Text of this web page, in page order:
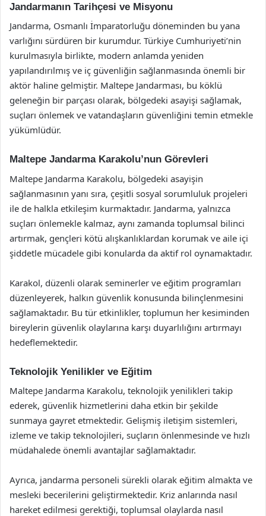
Jandarmanın Tarihçesi ve Misyonu
Jandarma, Osmanlı İmparatorluğu döneminden bu yana
varlığını sürdüren bir kurumdur. Türkiye Cumhuriyeti’nin
kurulmasıyla birlikte, modern anlamda yeniden
yapılandırılmış ve iç güvenliğin sağlanmasında önemli bir
aktör haline gelmiştir. Maltepe Jandarması, bu köklü
geleneğin bir parçası olarak, bölgedeki asayişi sağlamak,
suçları önlemek ve vatandaşların güvenliğini temin etmekle
yükümlüdür.
Maltepe Jandarma Karakolu’nun Görevleri
Maltepe Jandarma Karakolu, bölgedeki asayişin
sağlanmasının yanı sıra, çeşitli sosyal sorumluluk projeleri
ile de halkla etkileşim kurmaktadır. Jandarma, yalnızca
suçları önlemekle kalmaz, aynı zamanda toplumsal bilinci
artırmak, gençleri kötü alışkanlıklardan korumak ve aile içi
şiddetle mücadele gibi konularda da aktif rol oynamaktadır.
Karakol, düzenli olarak seminerler ve eğitim programları
düzenleyerek, halkın güvenlik konusunda bilinçlenmesini
sağlamaktadır. Bu tür etkinlikler, toplumun her kesiminden
bireylerin güvenlik olaylarına karşı duyarlılığını artırmayı
hedeflemektedir.
Teknolojik Yenilikler ve Eğitim
Maltepe Jandarma Karakolu, teknolojik yenilikleri takip
ederek, güvenlik hizmetlerini daha etkin bir şekilde
sunmaya gayret etmektedir. Gelişmiş iletişim sistemleri,
izleme ve takip teknolojileri, suçların önlenmesinde ve hızlı
müdahalede önemli avantajlar sağlamaktadır.
Ayrıca, jandarma personeli sürekli olarak eğitim almakta ve
mesleki becerilerini geliştirmektedir. Kriz anlarında nasıl
hareket edilmesi gerektiği, toplumsal olaylarda nasıl